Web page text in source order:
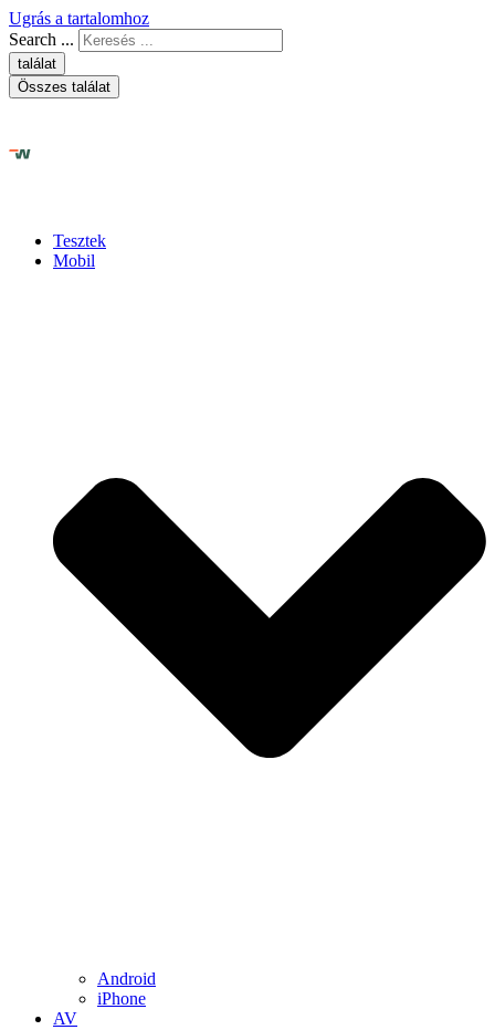
Ugrás a tartalomhoz
Search ...
találat
Összes találat
Tesztek
Mobil
Android
iPhone
AV